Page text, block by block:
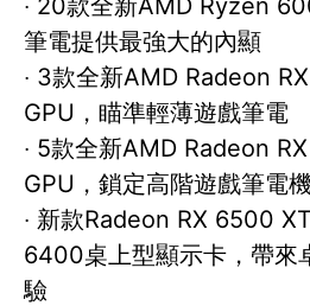
‧ 20款全新AMD Ryzen
筆電提供最強大的內顯
‧ 3款全新AMD Radeon
GPU，瞄準輕薄遊戲筆電
‧ 5款全新AMD Radeon
GPU，鎖定高階遊戲筆電
‧ 新款Radeon RX 6500
6400桌上型顯示卡，帶來
驗